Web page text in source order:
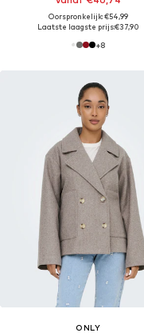
Oorspronkelijk: €54,99
Laatste laagste prijs:€37,90
+8
ONLY